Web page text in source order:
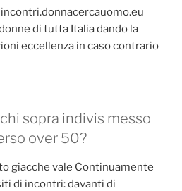
di tutta Italia dando la
eccellenza in caso contrario
sopra indivis messo
over 50?
giacche vale Continuamente
di incontri: davanti di